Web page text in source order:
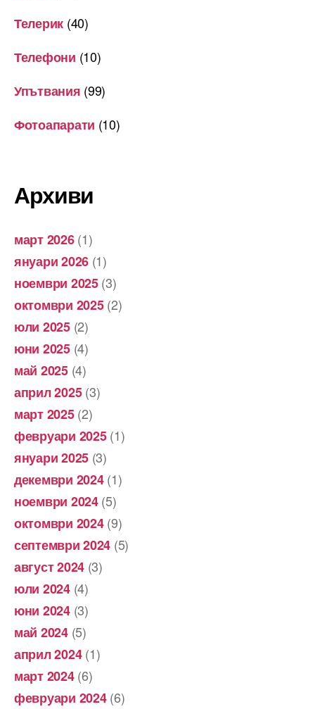
Телерик (40)
Телефони (10)
Упътвания (99)
Фотоапарати (10)
Архиви
март 2026(1)
януари 2026 (1)
ноември 2025(3)
октомври 2025(2)
юли 2025(2)
юни 2025(4)
май 2025(4)
април 2025(3)
март 2025(2)
февруари 2025(1)
януари 2025 (3)
декември 2024(1)
ноември 2024(5)
октомври 2024(9)
септември 2024 (5)
август 2024 (3)
юли 2024(4)
юни 2024(3)
май 2024(5)
април 2024(1)
март 2024(6)
февруари 2024(6)